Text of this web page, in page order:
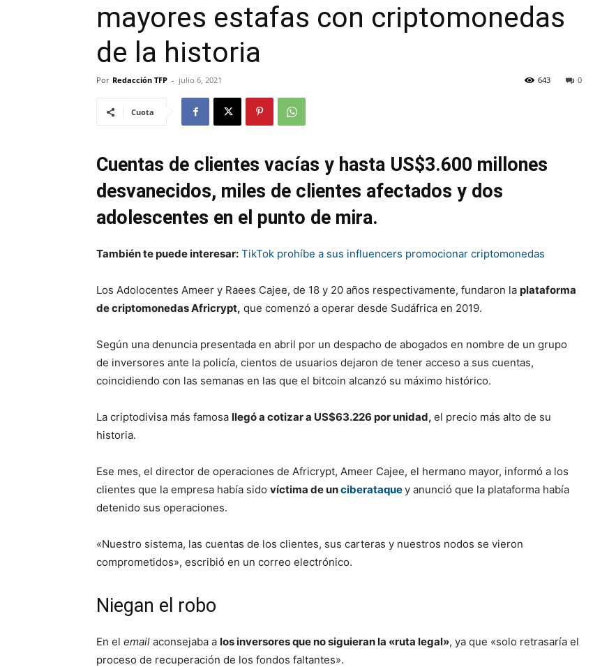
mayores estafas con criptomonedas
de la historia
Por Redacción TFP - julio 6, 2021 0
643
Cuota
Cuentas de clientes vacías y hasta US$3.600 millones
desvanecidos, miles de clientes afectados y dos
adolescentes en el punto de mira.
También te puede interesar: TikTok prohíbe a sus influencers promocionar criptomonedas
Los Adolocentes Ameer y Raees Cajee, de 18 y 20 años respectivamente, fundaron la plataforma
de criptomonedas Africrypt, que comenzó a operar desde Sudáfrica en 2019.
Según una denuncia presentada en abril por un despacho de abogados en nombre de un grupo
de inversores ante la policía, cientos de usuarios dejaron de tener acceso a sus cuentas,
coincidiendo con las semanas en las que el bitcoin alcanzó su máximo histórico.
La criptodivisa más famosa llegó a cotizar a US$63.226 por unidad, el precio más alto de su
historia.
Ese mes, el director de operaciones de Africrypt, Ameer Cajee, el hermano mayor, informó a los
clientes que la empresa había sido víctima de unciberataquey anunció que la plataforma había
detenido sus operaciones.
«Nuestro sistema, las cuentas de los clientes, sus carteras y nuestros nodos se vieron
comprometidos», escribió en un correo electrónico.
Niegan el robo
En el email aconsejaba a los inversores que no siguieran la «ruta legal», ya que «solo retrasaría el
proceso de recuperación de los fondos faltantes».